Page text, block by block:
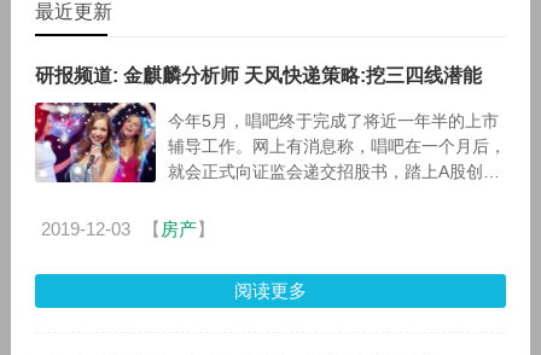
最近更新
研报频道: 金麒麟分析师 天风快递策略:挖三四线潜能
今年5月，唱吧终于完成了将近一年半的上市
辅导工作。网上有消息称，唱吧在一个月后，
就会正式向证监会递交招股书，踏上A股创业
去，却迟迟未见唱吧上市的消息。对此
2019-12-03 【 房产】
阅读更多